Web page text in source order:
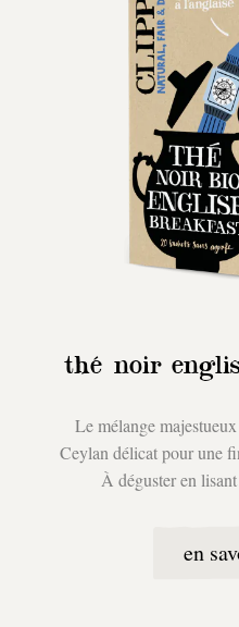
thé noir
Le mélange
Ceylan délicat pour une
À déguster en
en